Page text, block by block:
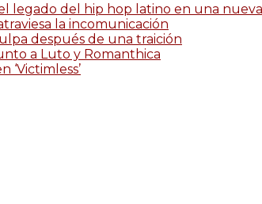
legado del hip hop latino en una
la incomunicación
después de una traición
a Luto y Romanthica